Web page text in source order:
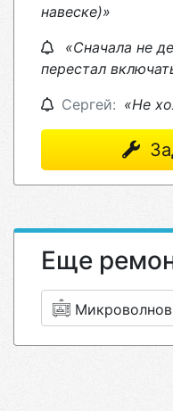
навеске)»
«Сначала не
перестал
Сергей: «Не
Еще